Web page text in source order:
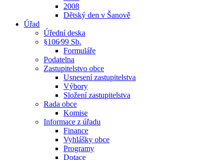
2008
Dětský den v Šanově
Úřad
Úřední deska
§106⁄99 Sb.
Formuláře
Podatelna
Zastupitelstvo obce
Usnesení zastupitelstva
Výbory
Složení zastupitelstva
Rada obce
Komise
Informace z úřadu
Finance
Vyhlášky obce
Programy
Dotace